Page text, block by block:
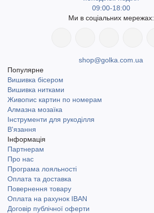
09:00-18:00
Ми в соціальних мережах:
shop@golka.com.ua
Популярне
Вишивка бісером
Вишивка нитками
Живопис картин по номерам
Алмазна мозаїка
Інструменти для рукоділля
В'язання
Інформація
Партнерам
Про нас
Програма лояльності
Оплата та доставка
Повернення товару
Оплата на рахунок IBAN
Договір публічної оферти